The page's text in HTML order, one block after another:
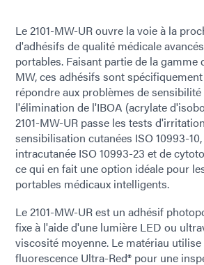
Le 2101-MW-UR ouvre la voie à la
d'adhésifs de qualité médicale
portables. Faisant partie de la
MW, ces adhésifs sont
répondre aux problèmes de
l'élimination de l'IBOA (acrylate
2101-MW-UR passe les tests
sensibilisation cutanées ISO 10993-
intracutanée ISO 10993-23 et de
ce qui en fait une option idéale pour
portables médicaux intelligents.
Le 2101-MW-UR est un adhésif
fixe à l'aide d'une lumière LED ou
viscosité moyenne. Le matériau
fluorescence Ultra-Red® pour une